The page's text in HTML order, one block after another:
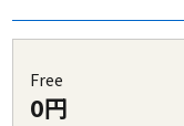
Free
0円